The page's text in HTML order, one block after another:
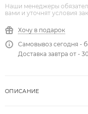
Наши менеджеры
вами и уточнят условия
Хочу в подарок
Самовывоз сегодня -
Доставка завтра от -
ОПИСАНИЕ